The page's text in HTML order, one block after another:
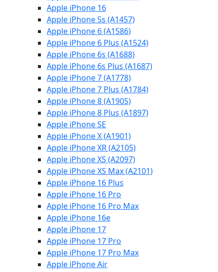
Apple iPhone 16
Apple iPhone 5s (A1457)
Apple iPhone 6 (A1586)
Apple iPhone 6 Plus (A1524)
Apple iPhone 6s (A1688)
Apple iPhone 6s Plus (A1687)
Apple iPhone 7 (A1778)
Apple iPhone 7 Plus (A1784)
Apple iPhone 8 (A1905)
Apple iPhone 8 Plus (A1897)
Apple iPhone SE
Apple iPhone X (A1901)
Apple iPhone XR (A2105)
Apple iPhone XS (A2097)
Apple iPhone XS Max (A2101)
Apple iPhone 16 Plus
Apple iPhone 16 Pro
Apple iPhone 16 Pro Max
Apple iPhone 16e
Apple iPhone 17
Apple iPhone 17 Pro
Apple iPhone 17 Pro Max
Apple iPhone Air